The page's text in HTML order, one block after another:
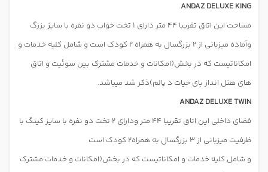
ANDAZ DELUXE KING
مساحت این اتاق تقریبا 44 متر دارای 1 تخت خواب دو نفره با سایز بزرگ
وآماده میزبانی از 2 بزرگسال به همراه 2 کودک است و شامل کلیه خدمات و
امکاناتیست که در بخش(امکانات و خدمات مشترک بین سوئیت و اتاق
های هتل انداز بای حیات د پالم)ذکر شد میباشد.
ANDAZ DELUXE TWIN
فضای داخلی این اتاق تقریبا 44 متر ودارای 2 تخت دو نفره با سایز کینگ با
ظرفیت میزبانی از 3 بزرگسال به همراه2 کودک است
و شامل کلیه خدمات و امکاناتیست که در بخش(امکانات و خدمات مشترک